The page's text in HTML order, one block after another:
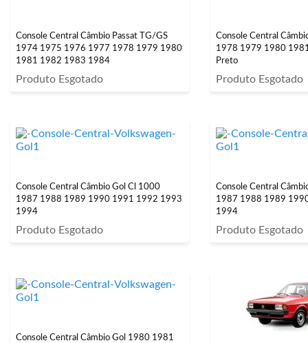
Console Central Câmbio Passat TG/GS
1974 1975 1976 1977 1978 1979 1980
1981 1982 1983 1984
Produto Esgotado
Console Central
1978 1979 1980
Preto
Produto Esgotado
Console Central Câmbio Gol Cl 1000
1987 1988 1989 1990 1991 1992 1993
1994
Produto Esgotado
Console Central
1987 1988 1989
1994
Produto Esgotado
Console Central Câmbio Gol 1980 1981